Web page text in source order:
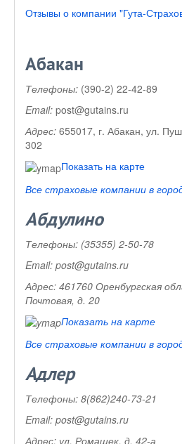
Отзывы о компании "Гута-
Абакан
Телефоны: (390-2) 22-42-89
Email: post@gutains.ru
Адрес: 655017, г. Абакан, ул.
302
Показать на карте
Все страховые компании в
Абдулино
Телефоны: (35355) 2-50-78
Email: post@gutains.ru
Адрес: 461760 Оренбургская
Почтовая, д. 20
Показать на карте
Все страховые компании в
Адлер
Телефоны: 8(862)240-73-21
Email: post@gutains.ru
Адрес: ул. Ромашек, д. 42-а